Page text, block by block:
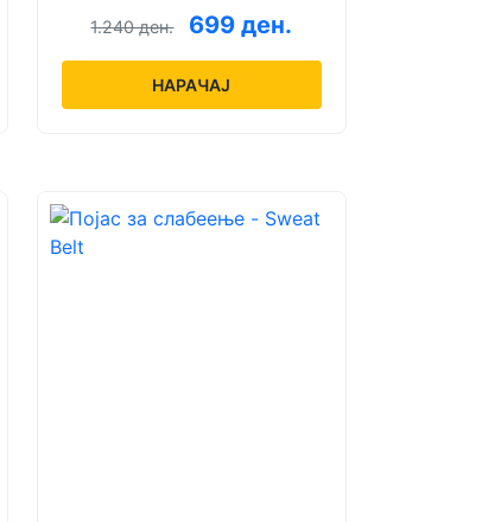
1.240 ден. 699 ден.
НАРАЧАЈ